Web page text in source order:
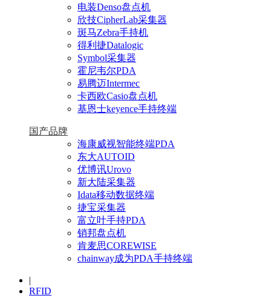
电装Denso盘点机
欣技CipherLab采集器
斑马Zebra手持机
得利捷Datalogic
Symbol采集器
霍尼韦尔PDA
易腾迈Intermec
卡西欧Casio盘点机
基恩士keyence手持终端
国产品牌
海康威视智能终端PDA
东大AUTOID
优博讯Urovo
新大陆采集器
Idata移动数据终端
捷宝采集器
富立叶手持PDA
销邦盘点机
肯麦思COREWISE
chainway成为PDA手持终端
|
RFID